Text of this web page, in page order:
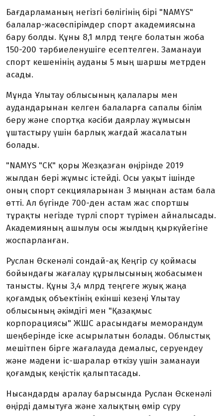
Бағдарламаның негізгі бөлігінің бірі "NAMYS"
балалар-жасөспірімдер спорт академиясына
бару болды. Құны 8,1 млрд теңге болатын жоба
150-200 тәрбиеленушіге есептелген. Заманауи
спорт кешенінің ауданы 5 мың шаршы метрден
асады.
Мұнда Ұлытау облысының қалалары мен
аудандарынан келген балаларға сапалы білім
беру және спортқа кәсіби даярлау жұмысын
ұштастыру үшін барлық жағдай жасалатын
болады.
"NAMYS "СК" қоры Жезқазған өңірінде 2019
жылдан бері жұмыс істейді. Осы уақыт ішінде
оның спорт секцияларынан 3 мыңнан астам бала
өтті. Ал бүгінде 700-ден астам жас спортшы
тұрақты негізде түрлі спорт түрімен айналысады.
Академияның ашылуы осы жылдың қыркүйегіне
жоспарланған.
Руслан Өскенәлі сондай-ақ Кеңгір су қоймасы
бойындағы жағалау құрылысының жобасымен
танысты. Құны 3,4 млрд теңгеге жуық жаңа
қоғамдық объектінің екінші кезеңі Ұлытау
облысының әкімдігі мен "Қазақмыс
корпорациясы" ЖШС арасындағы меморандум
шеңберінде іске асырылатын болады. Облыстық
мешітпен бірге жағалауда демалыс, серуендеу
және мәдени іс-шаралар өткізу үшін заманауи
қоғамдық кеңістік қалыптасады.
Нысандарды аралау барысында Руслан Өскенәлі
өңірді дамытуға және халықтың өмір сүру